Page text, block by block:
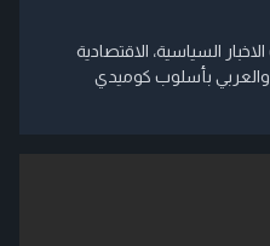
السياسية، الاقتصادية
والعربي بأسلوب كوميدي